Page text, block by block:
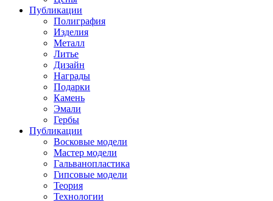
Публикации
Полиграфия
Изделия
Металл
Литье
Дизайн
Награды
Подарки
Камень
Эмали
Гербы
Публикации
Восковые модели
Мастер модели
Гальванопластика
Гипсовые модели
Теория
Технологии